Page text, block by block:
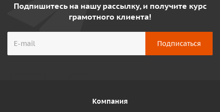
Подпишитесь на нашу рассылку, и получите курс
грамотного клиента!
Компания